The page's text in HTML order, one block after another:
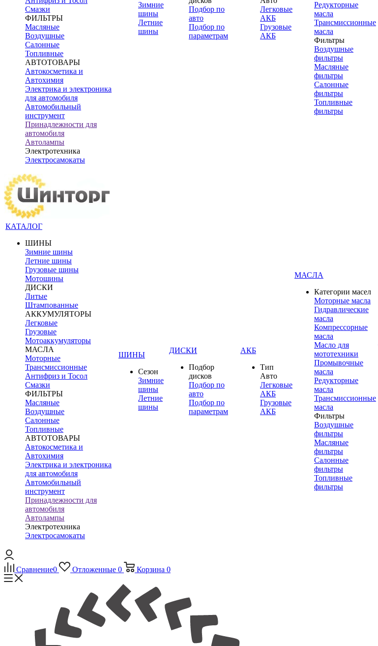
Смазки
ФИЛЬТРЫ
Масляные
Воздушные
Салонные
Топливные
АВТОТОВАРЫ
Автокосметика и
Автохимия
Электрика и электроника
для автомобиля
Автомобильный
инструмент
Принадлежности для
автомобиля
Автолампы
Электротехника
Электросамокаты
Зимние
шины
Летние
шины
Подбор по
авто
Подбор по
параметрам
Легковые
АКБ
Грузовые
АКБ
Редукторные
масла
Трансмиссионные
масла
Фильтры
Воздушные
фильтры
Масляные
фильтры
Салонные
фильтры
Топливные
фильтры
КАТАЛОГ
ШИНЫ
Зимние шины
Летние шины
Грузовые шины
Мотошины
ДИСКИ
Литые
Штампованные
АККУМУЛЯТОРЫ
Легковые
Грузовые
Мотоаккумуляторы
МАСЛА
Моторные
Трансмиссионные
Антифриз и Тосол
Смазки
ФИЛЬТРЫ
Масляные
Воздушные
Салонные
Топливные
АВТОТОВАРЫ
Автокосметика и
Автохимия
Электрика и электроника
для автомобиля
Автомобильный
инструмент
Принадлежности для
автомобиля
Автолампы
Электротехника
Электросамокаты
ШИНЫ
Сезон
Зимние
шины
Летние
шины
ДИСКИ
Подбор
дисков
Подбор по
авто
Подбор по
параметрам
АКБ
Тип
Авто
Легковые
АКБ
Грузовые
АКБ
МАСЛА
Категории масел
Моторные масла
Гидравлические
масла
Компрессорные
масла
Масло для
мототехники
Промывочные
масла
Редукторные
масла
Трансмиссионные
масла
Фильтры
Воздушные
фильтры
Масляные
фильтры
Салонные
фильтры
Топливные
фильтры
Сравнение0 Отложенные 0 Корзина 0